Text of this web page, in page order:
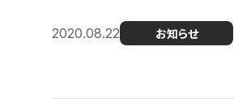
2020.08.22 お知らせ